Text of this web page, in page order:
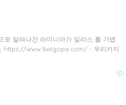
달려나간 라미니아가 일리스 를 가볍
https://www.betgopa.com/ - 우리카지